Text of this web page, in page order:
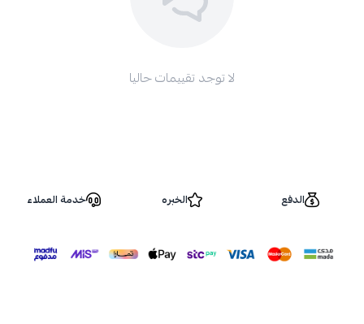
لا توجد تقييمات حاليا
الدفع الخبره خدمة العملاء